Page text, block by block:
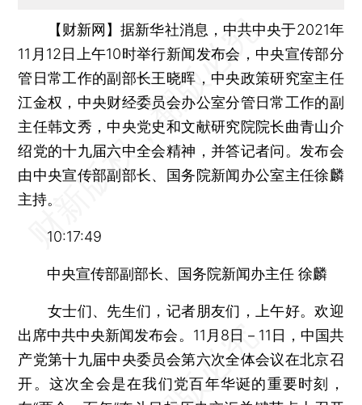
【财新网】据新华社消息，中共中央于2021年
11月12日上午10时举行新闻发布会，中央宣传部分
管日常工作的副部长王晓晖，中央政策研究室主任
江金权，中央财经委员会办公室分管日常工作的副
主任韩文秀，中央党史和文献研究院院长曲青山介
绍党的十九届六中全会精神，并答记者问。发布会
由中央宣传部副部长、国务院新闻办公室主任徐麟
主持。
10:17:49
中央宣传部副部长、国务院新闻办主任 徐麟
女士们、先生们，记者朋友们，上午好。欢迎
出席中共中央新闻发布会。11月8日－11日，中国共
产党第十九届中央委员会第六次全体会议在北京召
开。这次全会是在我们党百年华诞的重要时刻，